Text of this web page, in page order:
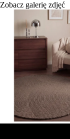
Zobacz galerię zdjęć